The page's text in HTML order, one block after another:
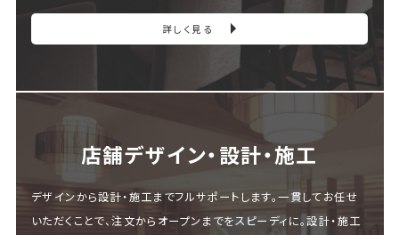
詳しく見る
店舗デザイン・設計・施⼯
デザインから設計・施工までフルサポートします。一貫してお任せ
いただくことで、注文からオープンまでをスピーディに。設計・施工